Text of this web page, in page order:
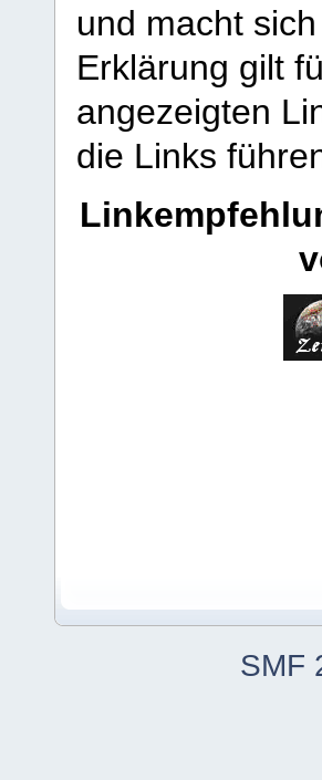
und macht
Erklärung gilt
angezeigten
die Links
SMF